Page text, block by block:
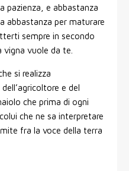
pazienza, e abbastanza
abbastanza per maturare
sempre in secondo
vigna vuole da te.
si realizza
e del
che prima di ogni
che ne sa interpretare
fra la voce della terra